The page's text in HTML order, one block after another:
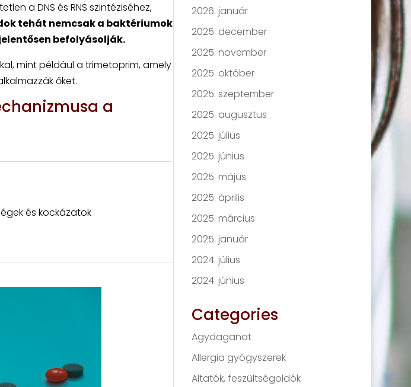
a DNS és RNS szintéziséhez,
tehát nemcsak a baktériumok
befolyásolják.
mint például a trimetoprim, amely
őket.
a
és kockázatok
2026. január
2025. december
2025. november
2025. október
2025. szeptember
2025. augusztus
2025. július
2025. június
2025. május
2025. április
2025. március
2025. január
2024. július
2024. június
Categories
Agydaganat
Allergia gyógyszerek
Altatók, feszültségoldók